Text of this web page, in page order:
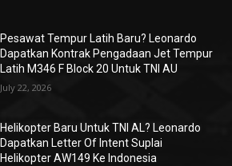
Pesawat Tempur Latih Baru? Leonardo
Dapatkan Kontrak Pengadaan Jet Tempur
Latih M346 F Block 20 Untuk TNI AU
July 22, 2026
Helikopter Baru Untuk TNI AL? Leonardo
Dapatkan Letter Of Intent Suplai
Helikopter AW149 Ke Indonesia